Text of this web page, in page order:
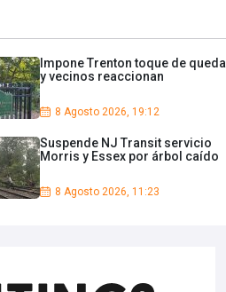
Impone Trenton toque de queda
y vecinos reaccionan
8 Agosto 2026, 19:12
Suspende NJ Transit servicio
Morris y Essex por árbol caído
8 Agosto 2026, 11:23